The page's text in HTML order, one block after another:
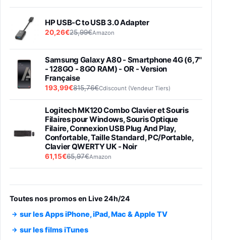
HP USB-C to USB 3.0 Adapter
20,26€25,99€Amazon
Samsung Galaxy A80 - Smartphone 4G (6,7''
- 128GO - 8GO RAM) - OR - Version
Française
193,99€815,76€Cdiscount (Vendeur Tiers)
Logitech MK120 Combo Clavier et Souris
Filaires pour Windows, Souris Optique
Filaire, Connexion USB Plug And Play,
Confortable, Taille Standard, PC/Portable,
Clavier QWERTY UK - Noir
61,15€65,97€Amazon
entraénement direct 3 vitesses (33-45-78
trs/min) avec pre-ampli intégré et port USB
Smartphone SAMSUNG Galaxy S26 Ultra
Toutes nos promos en Live 24h/24
sur les Apps iPhone, iPad, Mac & Apple TV
sur les films iTunes